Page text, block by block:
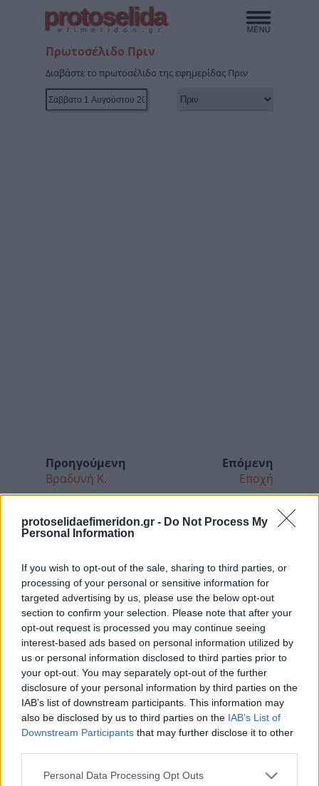
protoselidaefimeridon.gr - Do Not Process My
Personal Information
If you wish to opt-out of the sale, sharing to third parties, or
processing of your personal or sensitive information for
targeted advertising by us, please use the below opt-out
section to confirm your selection. Please note that after your
opt-out request is processed you may continue seeing
interest-based ads based on personal information utilized by
us or personal information disclosed to third parties prior to
your opt-out. You may separately opt-out of the further
disclosure of your personal information by third parties on the
IAB’s list of downstream participants. This information may
also be disclosed by us to third parties on the IAB’s List of
Downstream Participants that may further disclose it to other
Please note that this website/app uses one or more Google
Personal Data Processing Opt Outs
protoselida
efimeridon.gr
Πρωτοσέλιδο Πριν
Διαβάστε το πρωτοσέλιδο της εφημερίδας Πριν
Προηγούμενη
Βραδυνή Κ.
Επόμενη
Εποχή